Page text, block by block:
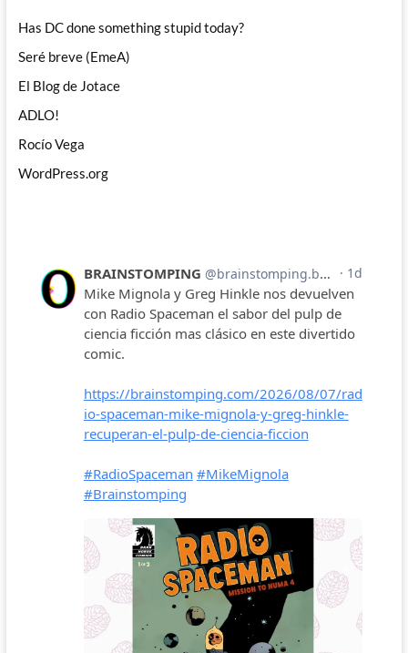
Has DC done something stupid today?
Seré breve (EmeA)
El Blog de Jotace
ADLO!
Rocío Vega
WordPress.org